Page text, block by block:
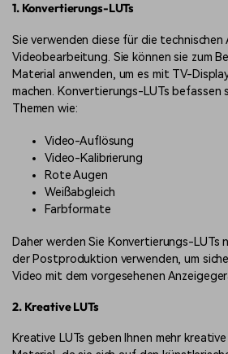
1. Konvertierungs-LUTs
Sie verwenden diese für die
Videobearbeitung. Sie können sie zum
Material anwenden, um es mit TV-
machen. Konvertierungs-LUTs befassen
Themen wie:
Video-Auflösung
Video-Kalibrierung
Rote Augen
Weißabgleich
Farbformate
Daher werden Sie Konvertierungs-LUTs
der Postproduktion verwenden, um
Video mit dem vorgesehenen
2. Kreative LUTs
Kreative LUTs geben Ihnen mehr